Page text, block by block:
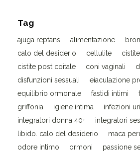
Tag
ajuga reptans alimentazione
calo del desiderio
cellulite
cistite
cistite post coitale
coni vaginali
disfunzioni sessuali
eiaculazione
equilibrio ormonale
fastidi intimi
griffonia
igiene intima
infezioni
integratori donna 40+
integratori
libido. calo del desiderio
maca
odore intimo
ormoni
passione